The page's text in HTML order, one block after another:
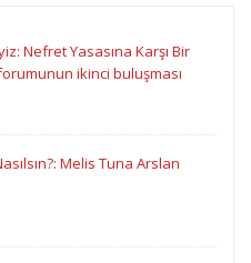
Nefret Yasasına Karşı Bir
ikinci buluşması
Melis Tuna Arslan